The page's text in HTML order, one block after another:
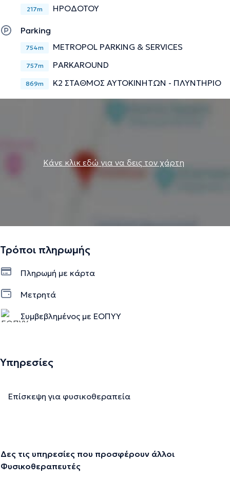
217m ΗΡΟΔΟΤΟΥ
Parking
754m METROPOL PARKING & SERVICES
757m PARKAROUND
869m K2 ΣΤΑΘΜΟΣ ΑΥΤΟΚΙΝΗΤΩΝ - ΠΛΥΝΤΗΡΙΟ
Κάνε κλικ εδώ για να δεις τον χάρτη
Τρόποι πληρωμής
Πληρωμή με κάρτα
Μετρητά
Συμβεβλημένος με ΕΟΠΥΥ
Υπηρεσίες
Επίσκεψη για φυσικοθεραπεία
Δες τις υπηρεσίες που προσφέρουν άλλοι
Φυσικοθεραπευτές